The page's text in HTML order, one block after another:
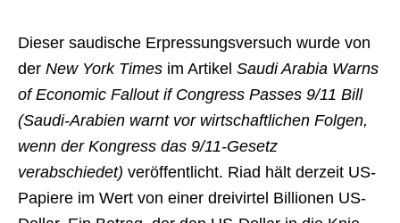
Dieser saudische Erpressungsversuch wurde von
der New York Times im Artikel Saudi Arabia Warns
of Economic Fallout if Congress Passes 9/11 Bill
(Saudi-Arabien warnt vor wirtschaftlichen Folgen,
wenn der Kongress das 9/11-Gesetz
verabschiedet) veröffentlicht. Riad hält derzeit US-
Papiere im Wert von einer dreivirtel Billionen US-